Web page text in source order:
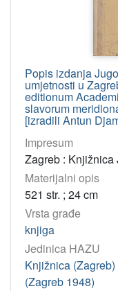
Popis izdanja
umjetnosti u
editionum
slavorum
[izradili Antun
Impresum
Zagreb : Knjižnica
Materijalni opis
521 str. ; 24 cm
Vrsta građe
knjiga
Jedinica HAZU
Knjižnica (Zagreb)
(Zagreb 1948)